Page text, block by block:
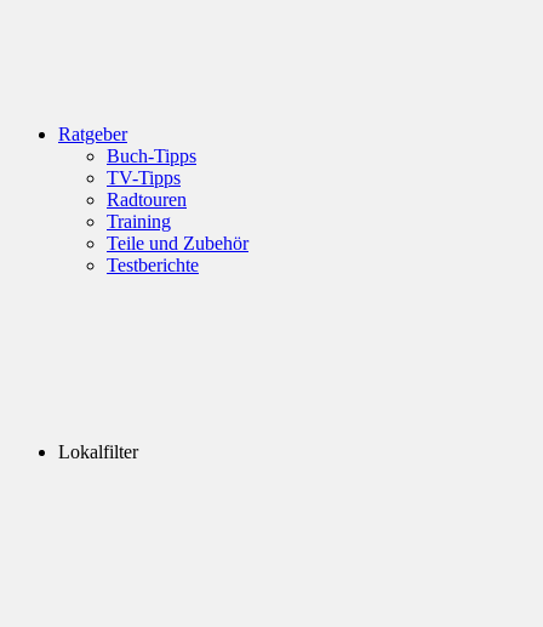
Ratgeber
Buch-Tipps
TV-Tipps
Radtouren
Training
Teile und Zubehör
Testberichte
Lokalfilter